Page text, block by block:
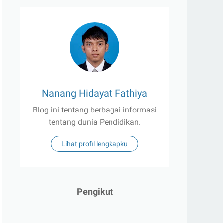
Nanang Hidayat Fathiya
Blog ini tentang berbagai informasi
tentang dunia Pendidikan.
Lihat profil lengkapku
Pengikut